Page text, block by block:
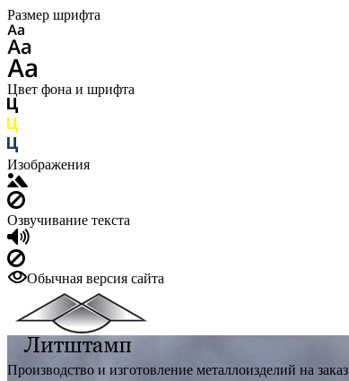
Размер шрифта
Цвет фона и шрифта
Изображения
Озвучивание текста
Обычная версия сайта
Производство и изготовление металлоизделий на заказ